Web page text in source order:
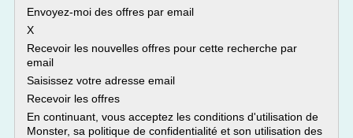
Envoyez-moi des offres par email
X
Recevoir les nouvelles offres pour cette recherche par
email
Saisissez votre adresse email
Recevoir les offres
En continuant, vous acceptez les conditions d'utilisation de
Monster, sa politique de confidentialité et son utilisation des